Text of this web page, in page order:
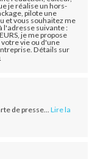
je réalise un hors-
pilote une
et vous souhaitez me
l'adresse suivante :
je me propose
vie ou d'une
Détails sur
de presse... Lire la